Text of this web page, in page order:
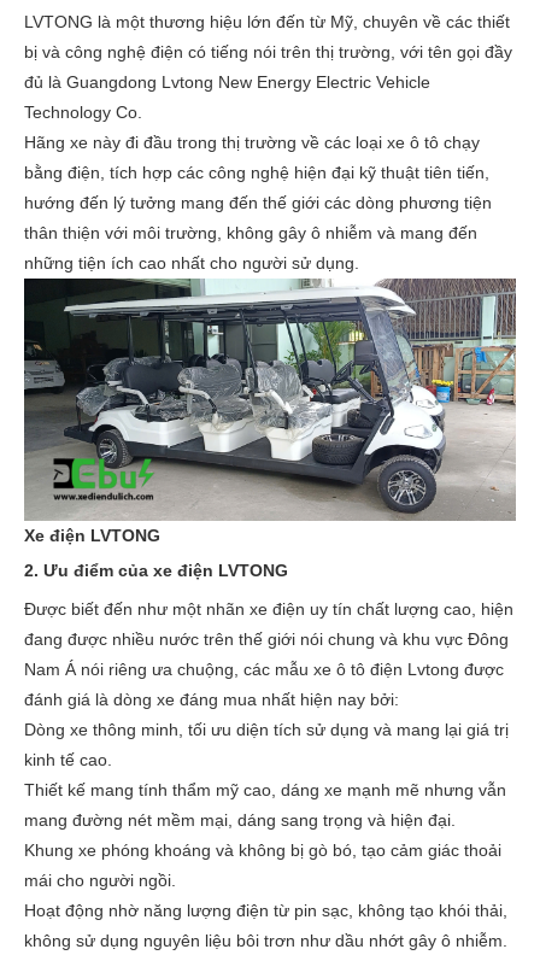
LVTONG là một thương hiệu lớn đến từ Mỹ, chuyên về các thiết
bị và công nghệ điện có tiếng nói trên thị trường, với tên gọi đầy
đủ là Guangdong Lvtong New Energy Electric Vehicle
Technology Co.
Hãng xe này đi đầu trong thị trường về các loại xe ô tô chạy
bằng điện, tích hợp các công nghệ hiện đại kỹ thuật tiên tiến,
hướng đến lý tưởng mang đến thế giới các dòng phương tiện
thân thiện với môi trường, không gây ô nhiễm và mang đến
những tiện ích cao nhất cho người sử dụng.
Xe điện LVTONG
2. Ưu điểm của xe điện LVTONG
Được biết đến như một nhãn xe điện uy tín chất lượng cao, hiện
đang được nhiều nước trên thế giới nói chung và khu vực Đông
Nam Á nói riêng ưa chuộng, các mẫu xe ô tô điện Lvtong được
đánh giá là dòng xe đáng mua nhất hiện nay bởi:
Dòng xe thông minh, tối ưu diện tích sử dụng và mang lại giá trị
kinh tế cao.
Thiết kế mang tính thẩm mỹ cao, dáng xe mạnh mẽ nhưng vẫn
mang đường nét mềm mại, dáng sang trọng và hiện đại.
Khung xe phóng khoáng và không bị gò bó, tạo cảm giác thoải
mái cho người ngồi.
Hoạt động nhờ năng lượng điện từ pin sạc, không tạo khói thải,
không sử dụng nguyên liệu bôi trơn như dầu nhớt gây ô nhiễm.